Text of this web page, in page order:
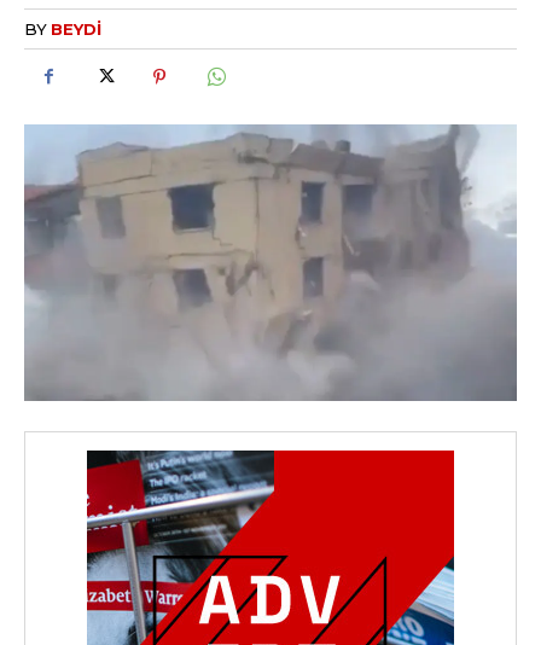
BY BEYDI